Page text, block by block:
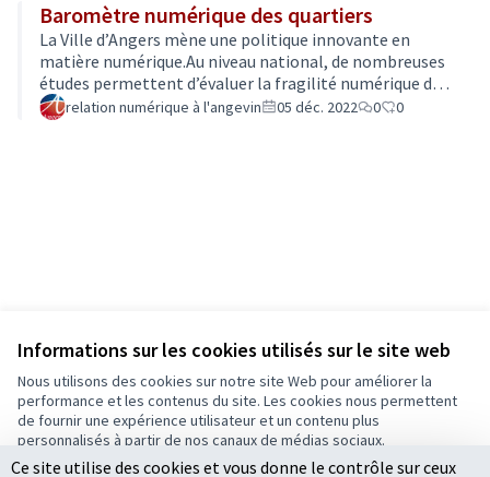
Informations sur les cookies utilisés sur le site web
Nous utilisons des cookies sur notre site Web pour améliorer la
performance et les contenus du site. Les cookies nous permettent
de fournir une expérience utilisateur et un contenu plus
personnalisés à partir de nos canaux de médias sociaux.
Tout accepter
l'information ? De nombreux établissements publics
ou acteurs associatifs peuvent vous accompagner, que
ce soit pour des initiations à l'utilisation de ces
différents outils ou par …
Baromètre numérique des quartiers
La Ville d’Angers mène une politique innovante en
matière numérique.Au niveau national, de nombreuses
études permettent d’évaluer la fragilité numérique de
la population. Une déclinaison locale a été mise au
point en faveur des collectivités.La Ville d'Angers s'en
relation numérique à l'angevin 05 déc. 2022 0 0
Conditions d'utilisation
Paramètres des cookies
Ce site utilise des cookies et vous donne le contrôle sur ceux